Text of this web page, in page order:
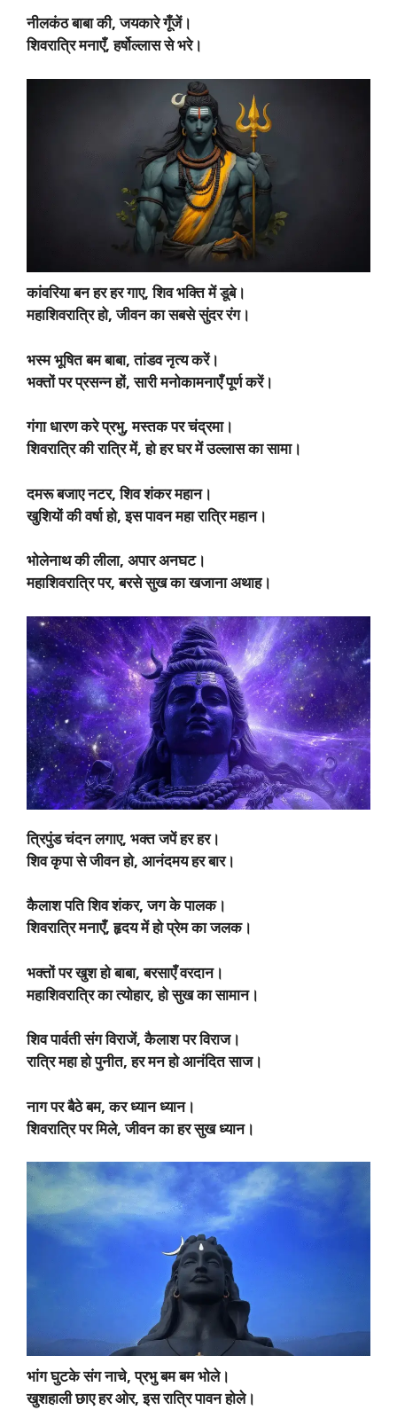
नीलकंठ बाबा की, जयकारे गूँजें।
शिवरात्रि मनाएँ, हर्षोल्लास से भरे।
कांवरिया बन हर हर गाए, शिव भक्ति में डूबे।
महाशिवरात्रि हो, जीवन का सबसे सुंदर रंग।
भस्म भूषित बम बाबा, तांडव नृत्य करें।
भक्तों पर प्रसन्न हों, सारी मनोकामनाएँ पूर्ण करें।
गंगा धारण करे प्रभु, मस्तक पर चंद्रमा।
शिवरात्रि की रात्रि में, हो हर घर में उल्लास का सामा।
दमरू बजाए नटर, शिव शंकर महान।
खुशियों की वर्षा हो, इस पावन महा रात्रि महान।
भोलेनाथ की लीला, अपार अनघट।
महाशिवरात्रि पर, बरसे सुख का खजाना अथाह।
त्रिपुंड चंदन लगाए, भक्त जपें हर हर।
शिव कृपा से जीवन हो, आनंदमय हर बार।
कैलाश पति शिव शंकर, जग के पालक।
शिवरात्रि मनाएँ, हृदय में हो प्रेम का जलक।
भक्तों पर खुश हो बाबा, बरसाएँ वरदान।
महाशिवरात्रि का त्योहार, हो सुख का सामान।
शिव पार्वती संग विराजें, कैलाश पर विराज।
रात्रि महा हो पुनीत, हर मन हो आनंदित साज।
नाग पर बैठे बम, कर ध्यान ध्यान।
शिवरात्रि पर मिले, जीवन का हर सुख ध्यान।
भांग घुटके संग नाचे, प्रभु बम बम भोले।
खुशहाली छाए हर ओर, इस रात्रि पावन होले।